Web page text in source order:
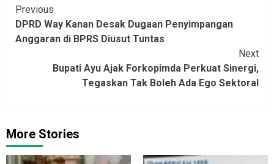
Continue
Reading
Previous
DPRD Way Kanan Desak Dugaan Penyimpangan
Anggaran di BPRS Diusut Tuntas
Next
Bupati Ayu Ajak Forkopimda Perkuat Sinergi,
Tegaskan Tak Boleh Ada Ego Sektoral
More Stories